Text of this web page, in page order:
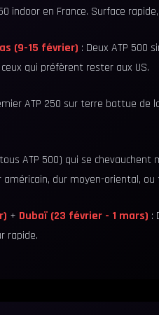
indoor en France. Surface
(9-15 février) : Deux ATP 500
qui préfèrent rester aux US.
ATP 250 sur terre battue de
ATP 500) qui se chevauchent
dur moyen-oriental,
+ Dubaï (23 février - 1 mars) :
rapide.